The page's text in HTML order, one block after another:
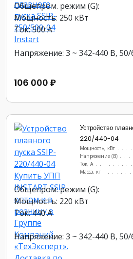
Общепром. режим (G):
Мощность: 250 кВт
Ток: 500 А
Напряжение: 3 ~ 342-440 В, 50/
106 000 ₽
Устройство
220/440-04
Мощность, кВт
Напряжение (В)
Ток, А
Масса, кг
Общепром. режим (G):
Мощность: 220 кВт
Ток: 440 А
Напряжение: 3 ~ 342-440 В, 50/